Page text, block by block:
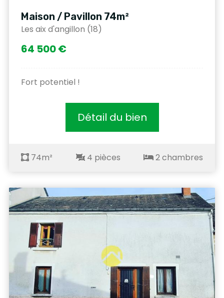
Maison / Pavillon 74m²
Les aix d'angillon (18)
64 500 €
Fort potentiel !
Détail du bien
74m² 4 pièces 2 chambres